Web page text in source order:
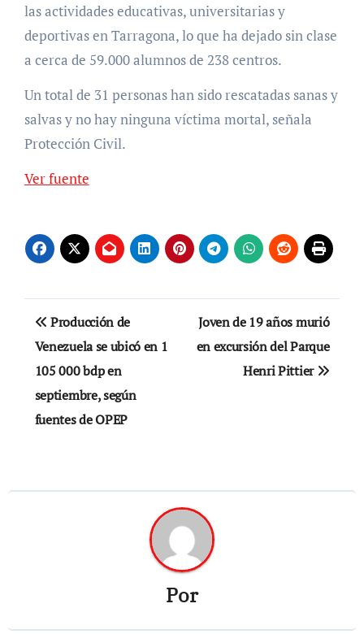
las actividades educativas, universitarias y
deportivas en Tarragona, lo que ha dejado sin clase
a cerca de 59.000 alumnos de 238 centros.
Un total de 31 personas han sido rescatadas sanas y
salvas y no hay ninguna víctima mortal, señala
Protección Civil.
Ver fuente
Navegación
de
entradas
Producción de
Venezuela se ubicó en 1
105 000 bdp en
septiembre, según
fuentes de OPEP
Joven de 19 años murió
en excursión del Parque
Henri Pittier
Por